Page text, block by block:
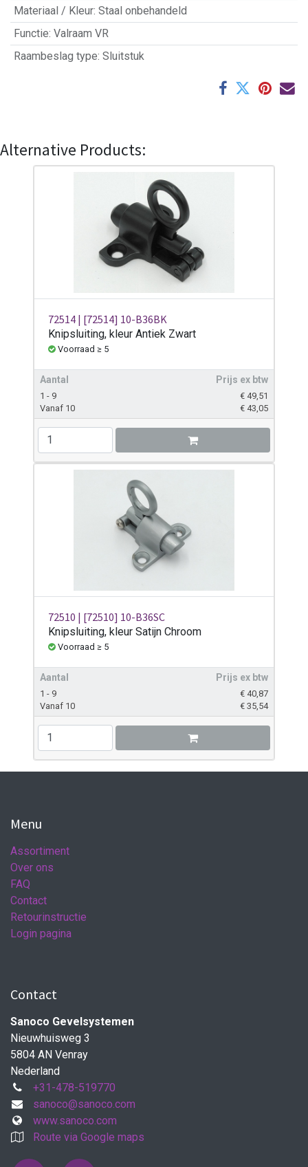
Materiaal / Kleur: Staal onbehandeld
Functie: Valraam VR
Raambeslag type: Sluitstuk
Alternative Products:
72514 | [72514] 10-B36BK
Knipsluiting, kleur Antiek Zwart
Voorraad ≥ 5
Aantal Prijs ex btw
1 - 9 € 49,51
Vanaf 10
€ 43,05
72510 | [72510] 10-B36SC
Knipsluiting, kleur Satijn Chroom
Voorraad ≥ 5
Aantal Prijs ex btw
1 - 9 € 40,87
Vanaf 10
€ 35,54
Menu
Assortiment
Over ons
FAQ
Contact
Retourinstructie
Login pagina
Contact
Sanoco Gevelsystemen
Nieuwhuisweg 3
5804 AN Venray
Nederland
+31-478-519770
sanoco@sanoco.com
www.sanoco.com
Route via Google maps